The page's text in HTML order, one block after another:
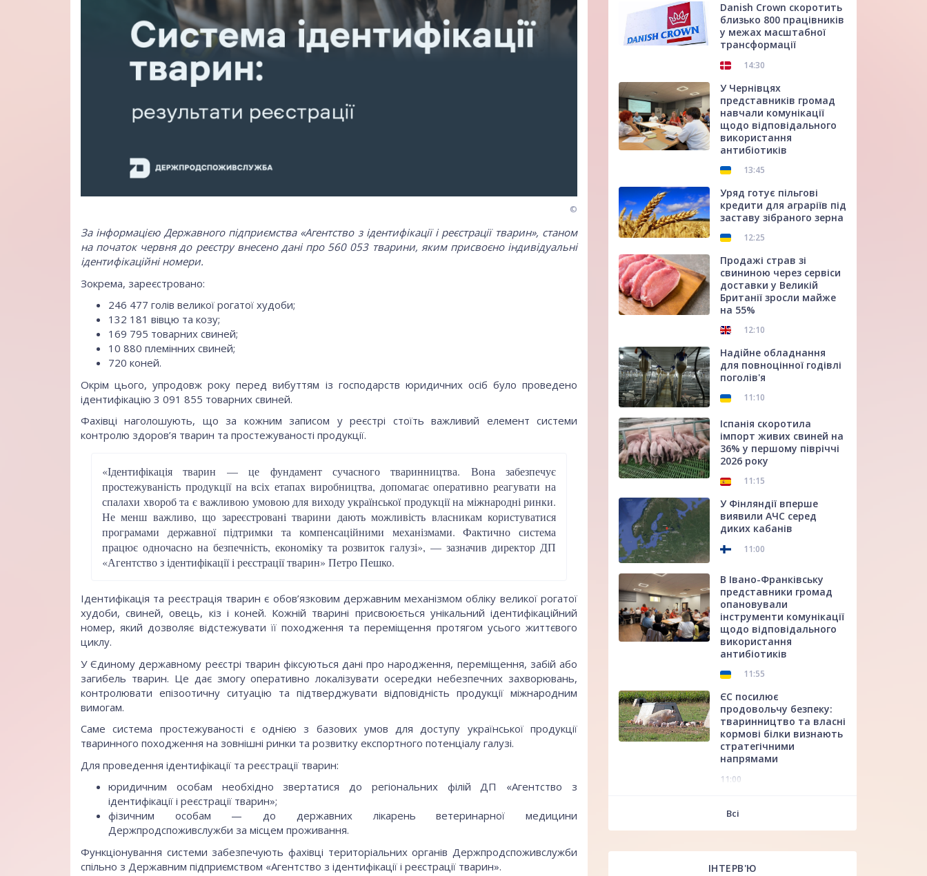
©
За інформацією Державного підприємства «Агентство з ідентифікації і реєстрації тварин», станом
на початок червня до реєстру внесено дані про 560 053 тварини, яким присвоєно індивідуальні
ідентифікаційні номери.
Зокрема, зареєстровано:
246 477 голів великої рогатої худоби;
132 181 вівцю та козу;
169 795 товарних свиней;
10 880 племінних свиней;
720 коней.
Окрім цього, упродовж року перед вибуттям із господарств юридичних осіб було проведено
ідентифікацію 3 091 855 товарних свиней.
Фахівці наголошують, що за кожним записом у реєстрі стоїть важливий елемент системи
контролю здоров’я тварин та простежуваності продукції.
«Ідентифікація тварин — це фундамент сучасного тваринництва. Вона забезпечує
простежуваність продукції на всіх етапах виробництва, допомагає оперативно реагувати на
спалахи хвороб та є важливою умовою для виходу української продукції на міжнародні ринки.
Не менш важливо, що зареєстровані тварини дають можливість власникам користуватися
програмами державної підтримки та компенсаційними механізмами. Фактично система
працює одночасно на безпечність, економіку та розвиток галузі», — зазначив директор ДП
«Агентство з ідентифікації і реєстрації тварин» Петро Пешко.
Ідентифікація та реєстрація тварин є обов’язковим державним механізмом обліку великої рогатої
худоби, свиней, овець, кіз і коней. Кожній тварині присвоюється унікальний ідентифікаційний
номер, який дозволяє відстежувати її походження та переміщення протягом усього життєвого
циклу.
У Єдиному державному реєстрі тварин фіксуються дані про народження, переміщення, забій або
загибель тварин. Це дає змогу оперативно локалізувати осередки небезпечних захворювань,
контролювати епізоотичну ситуацію та підтверджувати відповідність продукції міжнародним
вимогам.
Саме система простежуваності є однією з базових умов для доступу української продукції
тваринного походження на зовнішні ринки та розвитку експортного потенціалу галузі.
Для проведення ідентифікації та реєстрації тварин:
юридичним особам необхідно звертатися до регіональних філій ДП «Агентство з
ідентифікації і реєстрації тварин»;
фізичним особам — до державних лікарень ветеринарної медицини
Держпродспоживслужби за місцем проживання.
Функціонування системи забезпечують фахівці територіальних органів Держпродспоживслужби
спільно з Державним підприємством «Агентство з ідентифікації і реєстрації тварин».
Danish Crown скоротить
близько 800 працівників
у межах масштабної
трансформації
14:30
У Чернівцях
представників громад
навчали комунікації
щодо відповідального
використання
антибіотиків
13:45
Уряд готує пільгові
кредити для аграріїв під
заставу зібраного зерна
12:25
Продажі страв зі
свининою через сервіси
доставки у Великій
Британії зросли майже
на 55%
12:10
Надійне обладнання
для повноцінної годівлі
поголів'я
11:10
Іспанія скоротила
імпорт живих свиней на
36% у першому півріччі
2026 року
11:15
У Фінляндії вперше
виявили АЧС серед
диких кабанів
11:00
В Івано-Франківську
представники громад
опановували
інструменти комунікації
щодо відповідального
використання
антибіотиків
11:55
ЄС посилює
продовольчу безпеку:
тваринництво та власні
кормові білки визнають
стратегічними
напрямами
11:00
Всі
ІНТЕРВ'Ю